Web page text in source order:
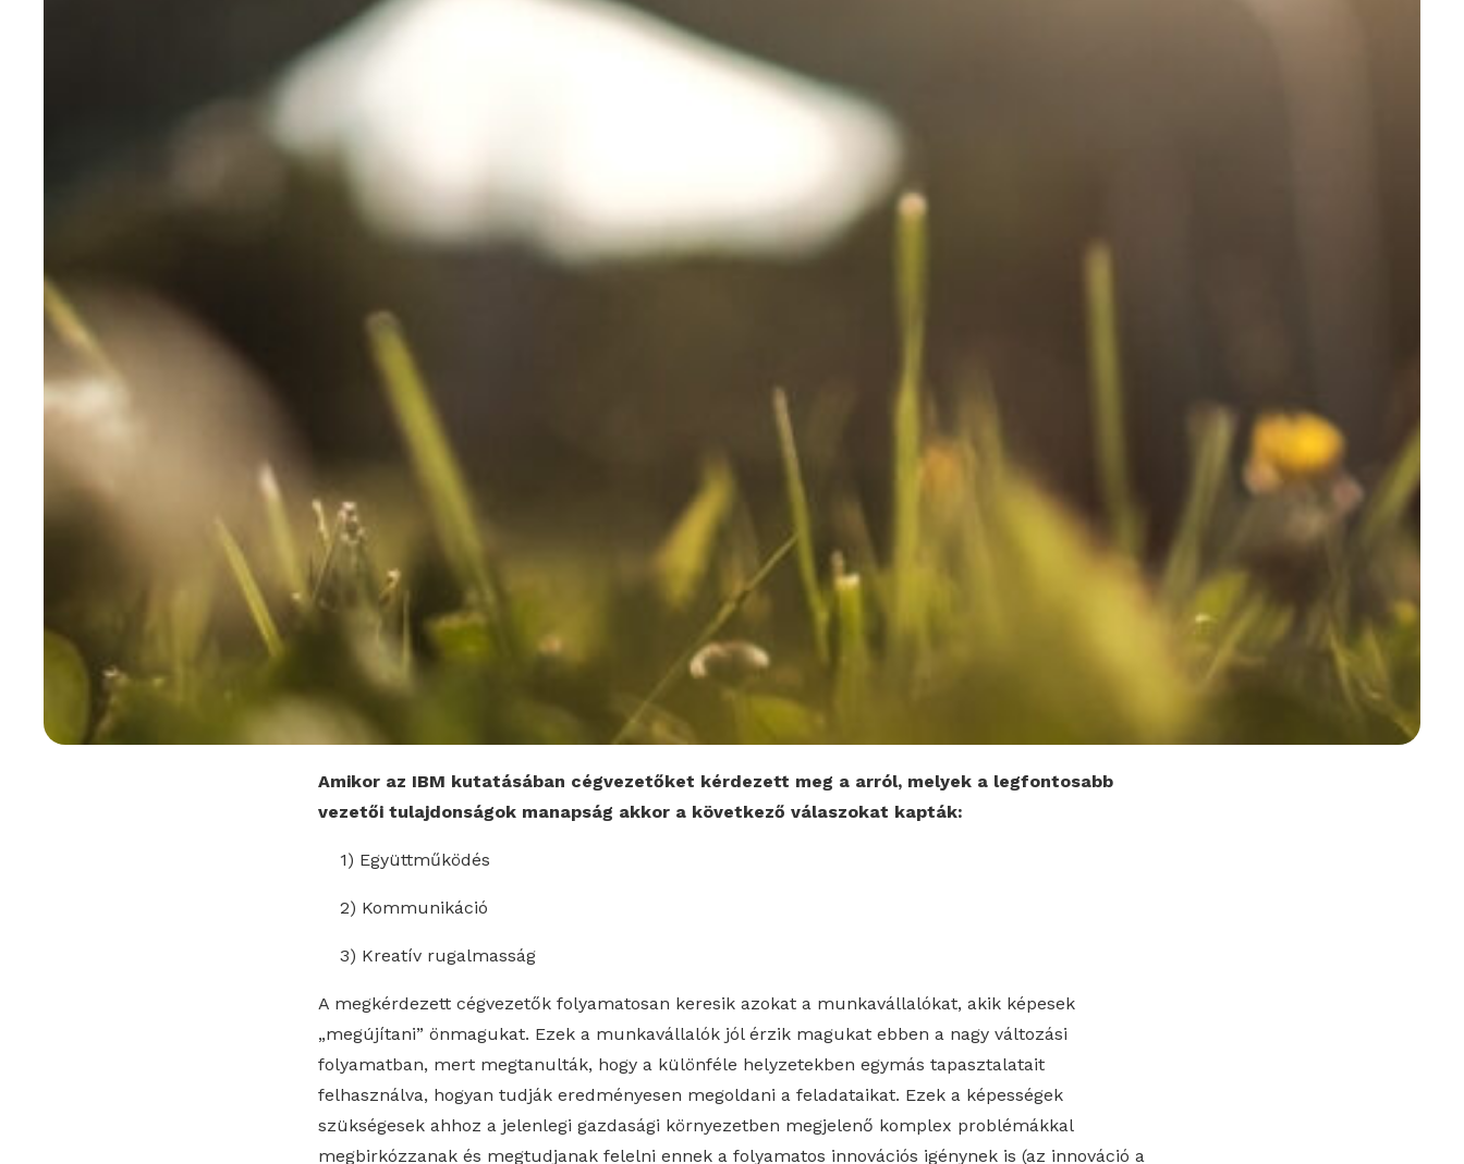
Amikor az IBM kutatásában cégvezetőket kérdezett meg a arról, melyek a legfontosabb
vezetői tulajdonságok manapság akkor a következő válaszokat kapták:
1) Együttműködés
2) Kommunikáció
3) Kreatív rugalmasság
A megkérdezett cégvezetők folyamatosan keresik azokat a munkavállalókat, akik képesek
„megújítani” önmagukat. Ezek a munkavállalók jól érzik magukat ebben a nagy változási
folyamatban, mert megtanulták, hogy a különféle helyzetekben egymás tapasztalatait
felhasználva, hogyan tudják eredményesen megoldani a feladataikat. Ezek a képességek
szükségesek ahhoz a jelenlegi gazdasági környezetben megjelenő komplex problémákkal
megbirkózzanak és megtudjanak felelni ennek a folyamatos innovációs igénynek is (az innováció a